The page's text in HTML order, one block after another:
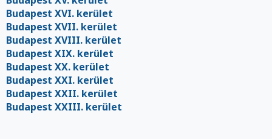
Budapest XVI. kerület
Budapest XVII. kerület
Budapest XVIII. kerület
Budapest XIX. kerület
Budapest XX. kerület
Budapest XXI. kerület
Budapest XXII. kerület
Budapest XXIII. kerület